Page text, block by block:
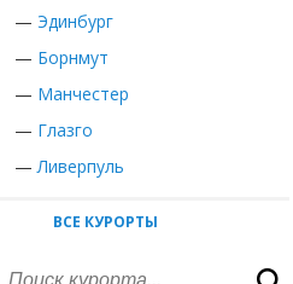
— Эдинбург
— Борнмут
— Манчестер
— Глазго
—Ливерпуль
ВСЕ КУРОРТЫ